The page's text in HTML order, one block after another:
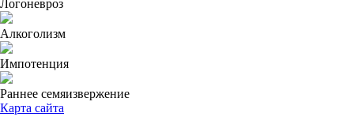
Логоневроз
Алкоголизм
Импотенция
Раннее семяизвержение
Карта сайта